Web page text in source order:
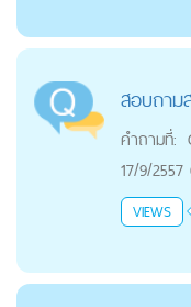
สอบถาม
คำถามที่:
17/9/
VIEWS